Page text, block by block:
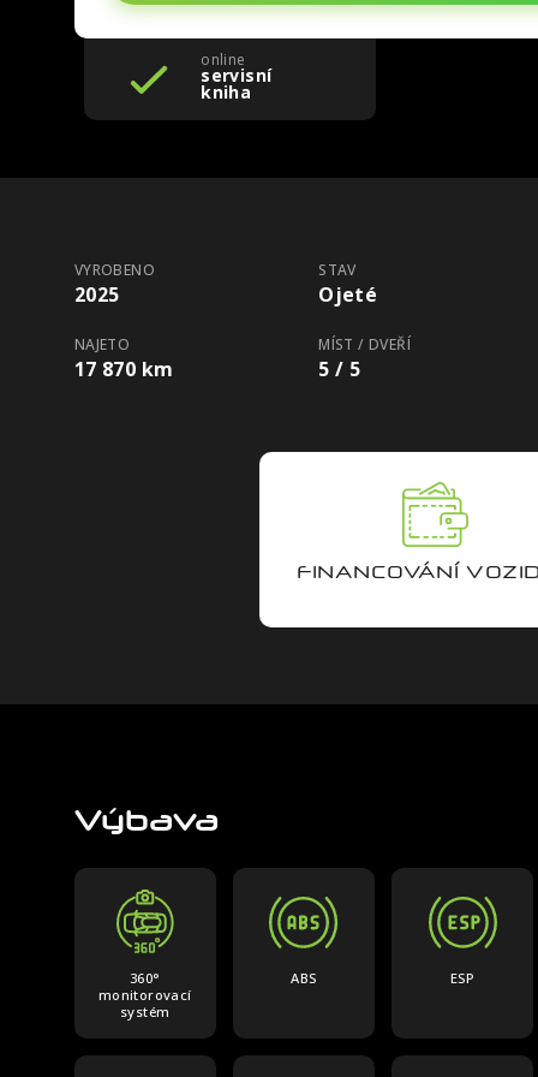
online
servisní
kniha
VYROBENO
2025
STAV
Ojeté
NAJETO
17 870 km
MÍST / DVEŘÍ
5 / 5
FINANCOVÁNÍ
Výbava
360°
monitorovací
systém
ABS ESP